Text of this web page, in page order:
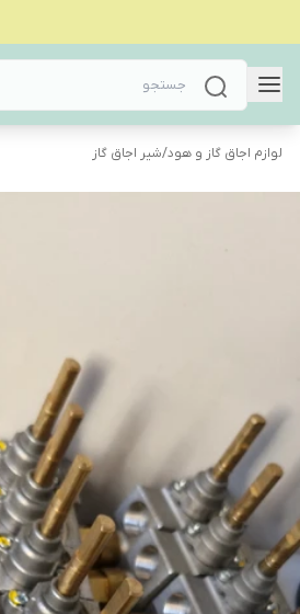
لوازم اجاق گاز و هود/شیر اجاق گاز